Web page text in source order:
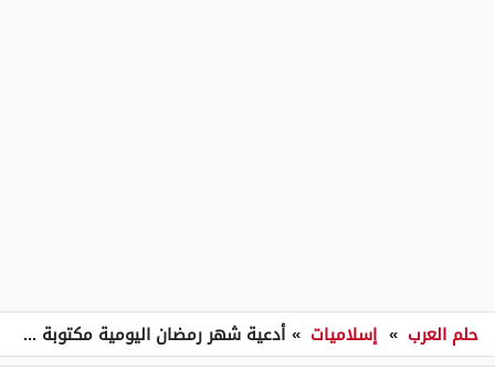
حلم العرب » إسلاميات » أدعية شهر رمضان اليومية مكتوبة 2023